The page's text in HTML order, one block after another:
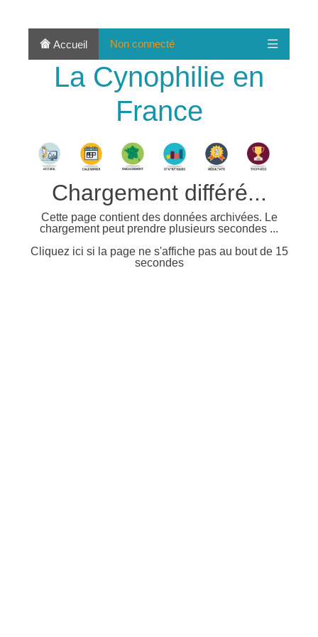
Accueil Non connecté
La Cynophilie en
France
Chargement différé...
Cette page contient des données archivées. Le
chargement peut prendre plusieurs secondes ...
Cliquez ici si la page ne s'affiche pas au bout de 15
secondes